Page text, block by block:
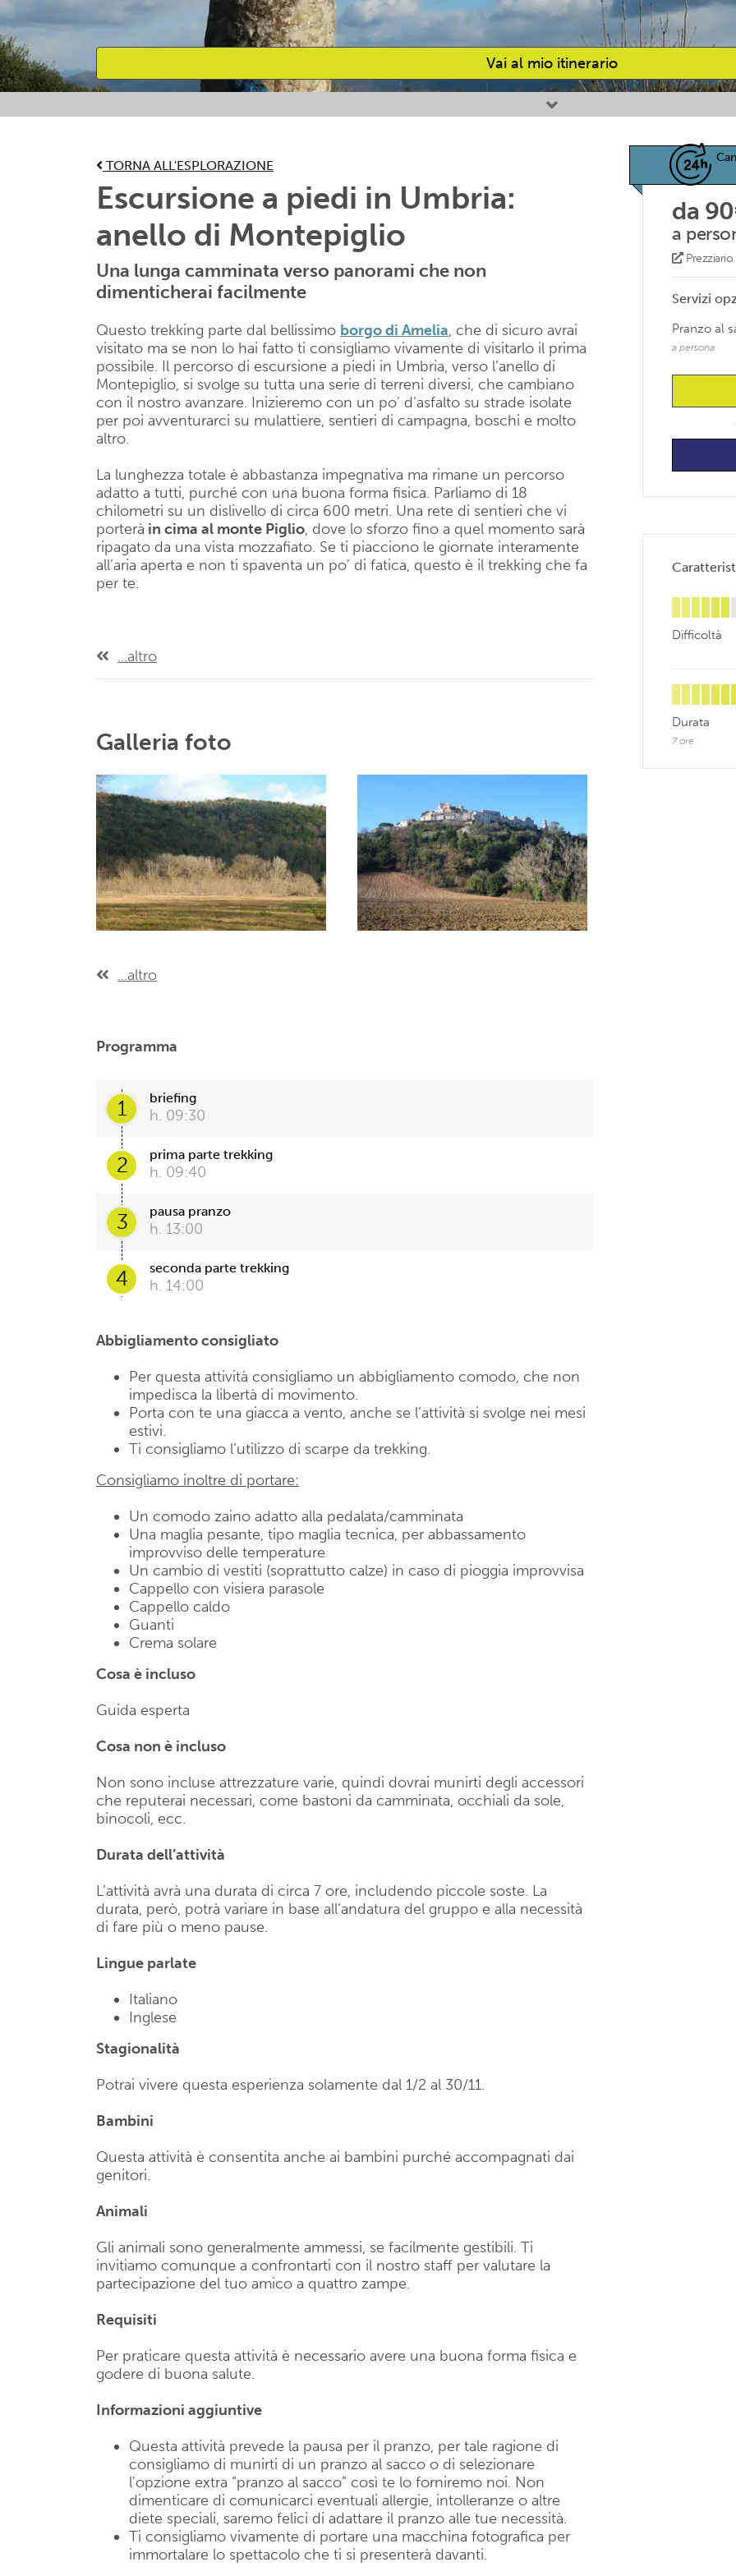
Vai al mio itinerario
Attività preferite
TORNA ALL'ESPLORAZIONE
Escursione a piedi in Umbria:
anello di Montepiglio
Una lunga camminata verso panorami che non
dimenticherai facilmente
Questo trekking parte dal bellissimo borgo di Amelia, che di sicuro avrai
visitato ma se non lo hai fatto ti consigliamo vivamente di visitarlo il prima
possibile. Il percorso di escursione a piedi in Umbria, verso l’anello di
Montepiglio, si svolge su tutta una serie di terreni diversi, che cambiano
con il nostro avanzare. Inizieremo con un po’ d’asfalto su strade isolate
per poi avventurarci su mulattiere, sentieri di campagna, boschi e molto
altro.
La lunghezza totale è abbastanza impegnativa ma rimane un percorso
adatto a tutti, purché con una buona forma fisica. Parliamo di 18
chilometri su un dislivello di circa 600 metri. Una rete di sentieri che vi
porterà in cima al monte Piglio, dove lo sforzo fino a quel momento sarà
ripagato da una vista mozzafiato. Se ti piacciono le giornate interamente
all’aria aperta e non ti spaventa un po’ di fatica, questo è il trekking che fa
per te.
...altro
Galleria foto
...altro
Programma
1 briefing
h. 09:30
2 prima parte trekking
h. 09:40
3 pausa pranzo
h. 13:00
4 seconda parte trekking
h. 14:00
Abbigliamento consigliato
Per questa attività consigliamo un abbigliamento comodo, che non
impedisca la libertà di movimento.
Porta con te una giacca a vento, anche se l’attività si svolge nei mesi
estivi.
Ti consigliamo l’utilizzo di scarpe da trekking.
Consigliamo inoltre di portare:
Un comodo zaino adatto alla pedalata/camminata
Una maglia pesante, tipo maglia tecnica, per abbassamento
improvviso delle temperature
Un cambio di vestiti (soprattutto calze) in caso di pioggia improvvisa
Cappello con visiera parasole
Cappello caldo
Guanti
Crema solare
Cosa è incluso
Guida esperta
Cosa non è incluso
Non sono incluse attrezzature varie, quindi dovrai munirti degli accessori
che reputerai necessari, come bastoni da camminata, occhiali da sole,
binocoli, ecc.
Durata dell’attività
L’attività avrà una durata di circa 7 ore, includendo piccole soste. La
durata, però, potrà variare in base all’andatura del gruppo e alla necessità
di fare più o meno pause.
Lingue parlate
Italiano
Inglese
Stagionalità
Potrai vivere questa esperienza solamente dal 1/2 al 30/11.
Bambini
Questa attività è consentita anche ai bambini purché accompagnati dai
genitori.
Animali
Gli animali sono generalmente ammessi, se facilmente gestibili. Ti
invitiamo comunque a confrontarti con il nostro staff per valutare la
partecipazione del tuo amico a quattro zampe.
Requisiti
Per praticare questa attività è necessario avere una buona forma fisica e
godere di buona salute.
Informazioni aggiuntive
Questa attività prevede la pausa per il pranzo, per tale ragione di
consigliamo di munirti di un pranzo al sacco o di selezionare
l’opzione extra “pranzo al sacco” così te lo forniremo noi. Non
dimenticare di comunicarci eventuali allergie, intolleranze o altre
diete speciali, saremo felici di adattare il pranzo alle tue necessità.
Ti consigliamo vivamente di portare una macchina fotografica per
immortalare lo spettacolo che ti si presenterà davanti.
da
a
Servizi
Pranzo al
a persona
Difficoltà
Durata
7 ore